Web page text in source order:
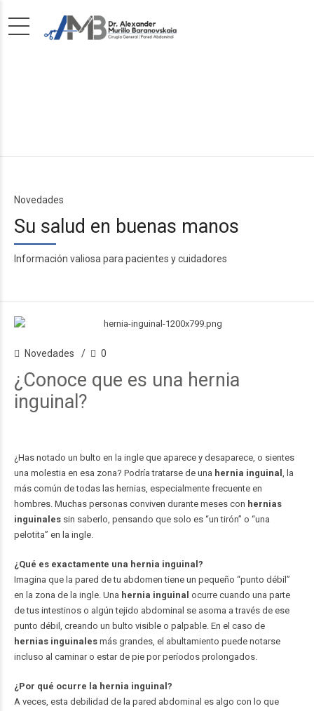
Novedades
Su salud en buenas manos
Información valiosa para pacientes y cuidadores
Novedades 0
¿Conoce que es una hernia
inguinal?
¿Has notado un bulto en la ingle que aparece y desaparece, o sientes
una molestia en esa zona? Podría tratarse de una hernia inguinal , la
más común de todas las hernias, especialmente frecuente en
hombres. Muchas personas conviven durante meses con hernias
inguinales sin saberlo, pensando que solo es “un tirón” o “una
pelotita” en la ingle.
¿Qué es exactamente una hernia inguinal?
Imagina que la pared de tu abdomen tiene un pequeño “punto débil”
en la zona de la ingle. Una hernia inguinal ocurre cuando una parte
de tus intestinos o algún tejido abdominal se asoma a través de ese
punto débil, creando un bulto visible o palpable. En el caso de
hernias inguinales más grandes, el abultamiento puede notarse
incluso al caminar o estar de pie por períodos prolongados.
¿Por qué ocurre la hernia inguinal?
A veces, esta debilidad de la pared abdominal es algo con lo que